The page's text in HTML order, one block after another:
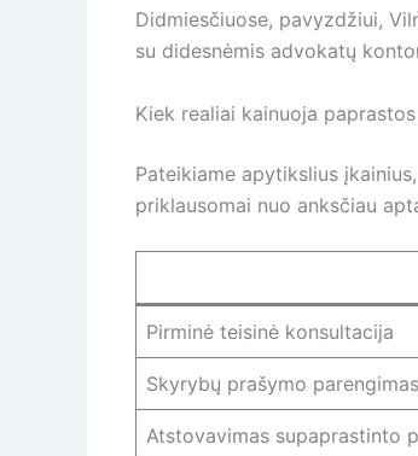
Didmiesčiuose, pavyzdžiui,
su didesnėmis advokatų
Kiek realiai kainuoja
Pateikiame apytikslius
priklausomai nuo anksčiau
Pirminė teisinė konsultacija
Skyrybų prašymo parengimas
Atstovavimas supaprastinto